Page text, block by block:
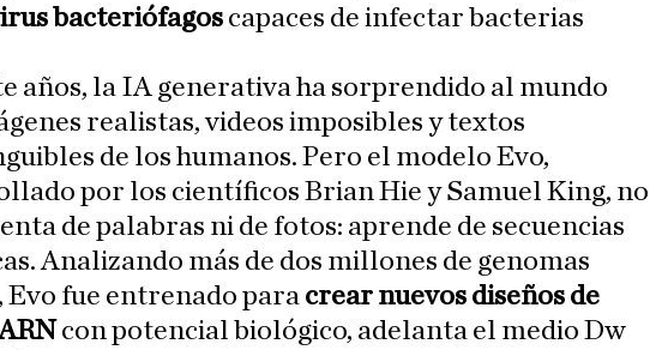
bacteriófagos capaces de infectar bacterias
años, la IA generativa ha sorprendido al mundo
realistas, videos imposibles y textos
de los humanos. Pero el modelo Evo,
por los científicos Brian Hie y Samuel King, no
de palabras ni de fotos: aprende de secuencias
Analizando más de dos millones de genomas
Evo fue entrenado para crear nuevos diseños de
con potencial biológico, adelanta el medio Dw